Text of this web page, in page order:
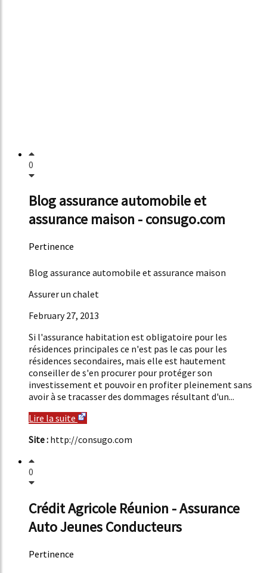
0
Blog assurance automobile et
assurance maison - consugo.com
Pertinence
Blog assurance automobile et assurance maison
Assurer un chalet
February 27, 2013
Si l'assurance habitation est obligatoire pour les
résidences principales ce n'est pas le cas pour les
résidences secondaires, mais elle est hautement
conseiller de s'en procurer pour protéger son
investissement et pouvoir en profiter pleinement sans
avoir à se tracasser des dommages résultant d'un...
Lire la suite
Site : http://consugo.com
0
Crédit Agricole Réunion - Assurance
Auto Jeunes Conducteurs
Pertinence